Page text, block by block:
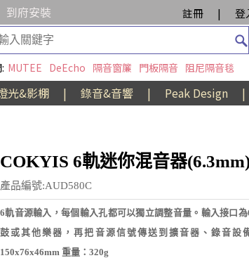
到府安裝 註冊 | 登
MUTEE DeEcho 隔音窗簾 門板隔音 阻尼隔音毯
光&影棚 | 錄音&音響 | Peak Design |
COKYIS 6軌迷你混音器
產品編號:AUD580C
6軌音源輸入，每個輸入孔都可以獨立調整音量。輸入接口
鼓或其他樂器，再把音源信號傳送到擴音器、錄音設
150x76x46mm 重量：320g